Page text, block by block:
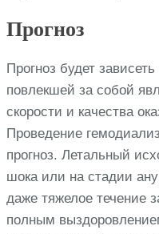
Прогноз
Прогноз будет
повлекшей за собой
скорости и качества
Проведение
прогноз. Летальный
шока или на стадии
даже тяжелое течение
полным